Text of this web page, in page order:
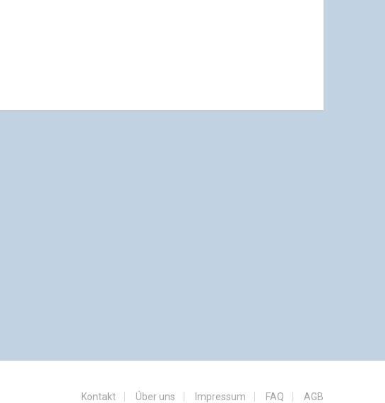
Kontakt Über uns Impressum FAQ AGB